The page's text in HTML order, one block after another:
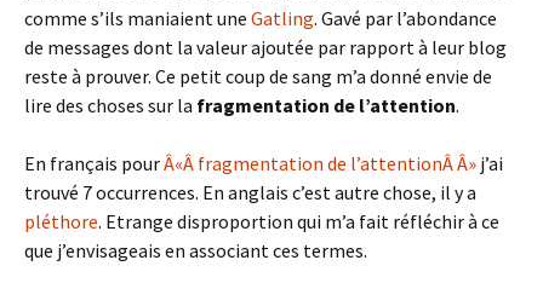
comme s’ils maniaient une Gatling. Gavé par l’abondance
de messages dont la valeur ajoutée par rapport à leur blog
reste à prouver. Ce petit coup de sang m’a donné envie de
lire des choses sur la fragmentation de l’attention.
En français pourÂ«Â fragmentation de l’attentionÂ Â» j’ai
trouvé 7 occurrences. En anglais c’est autre chose, il y a
pléthore. Etrange disproportion qui m’a fait réfléchir à ce
que j’envisageais en associant ces termes.